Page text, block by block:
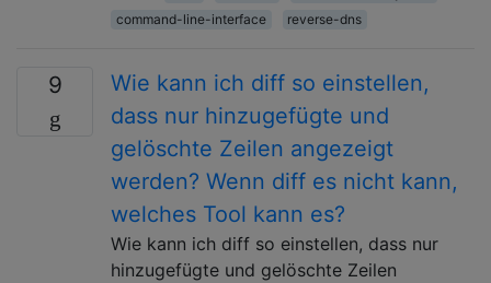
command-line-interface
reverse-dns
9
Wie kann ich diff so einstellen,
dass nur hinzugefügte und
gelöschte Zeilen angezeigt
werden? Wenn diff es nicht kann,
welches Tool kann es?
Wie kann ich diff so einstellen, dass nur
hinzugefügte und gelöschte Zeilen